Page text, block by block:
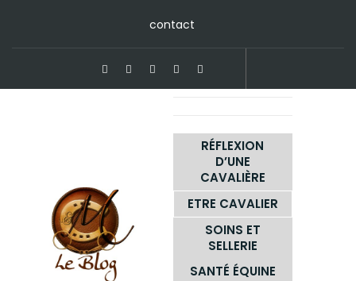
contact
RÉFLEXION
D’UNE
CAVALIÈRE
ETRE CAVALIER
SOINS ET
SELLERIE
SANTÉ ÉQUINE